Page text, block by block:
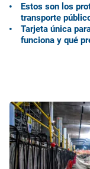
Estos son los
transporte
Tarjeta única
funciona y qué